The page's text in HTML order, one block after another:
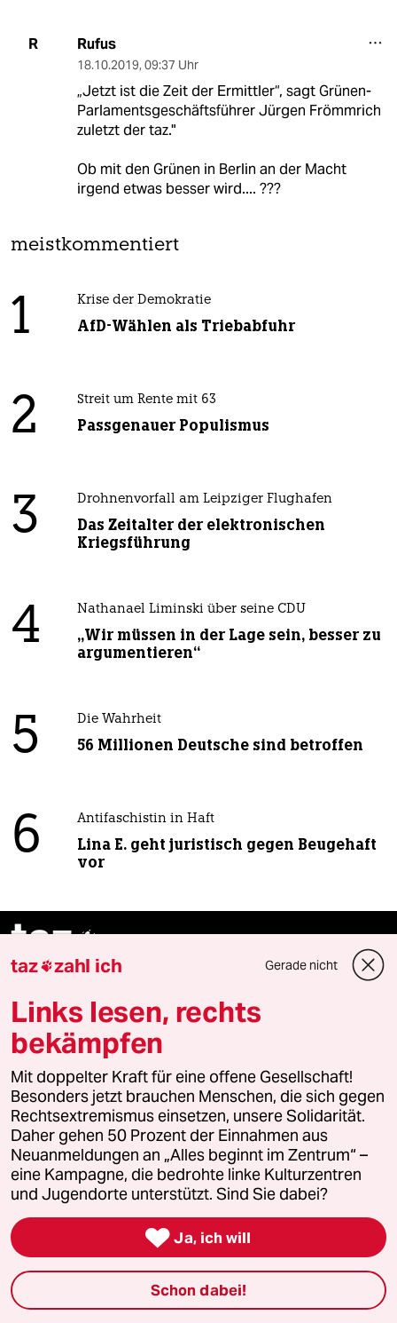
R Rufus
18.10.2019, 09:37 Uhr
„Jetzt ist die Zeit der Ermittler“, sagt Grünen-
Parlamentsgeschäftsführer Jürgen Frömmrich
zuletzt der taz."
Ob mit den Grünen in Berlin an der Macht
irgend etwas besser wird.... ???
meistkommentiert
1 Krise der Demokratie
AfD-Wählen als Triebabfuhr
2 Streit um Rente mit 63
Passgenauer Populismus
3 Drohnenvorfall am Leipziger Flughafen
Das Zeitalter der elektronischen
Kriegsführung
4 Nathanael Liminski über seine CDU
„Wir müssen in der Lage sein, besser zu
argumentieren“
5 Die Wahrheit
56 Millionen Deutsche sind betroffen
6 Antifaschistin in Haft
Lina E. geht juristisch gegen Beugehaft
vor
taz
Politik
Öko
Gesellschaft
Kultur
Sport
taz zahl ich Gerade nicht
Links lesen, rechts
bekämpfen
Mit doppelter Kraft für eine offene Gesellschaft!
Besonders jetzt brauchen Menschen, die sich gegen
Rechtsextremismus einsetzen, unsere Solidarität.
Daher gehen 50 Prozent der Einnahmen aus
Neuanmeldungen an „Alles beginnt im Zentrum“ –
eine Kampagne, die bedrohte linke Kulturzentren
und Jugendorte unterstützt. Sind Sie dabei?
 Ja, ich will
Schon dabei!